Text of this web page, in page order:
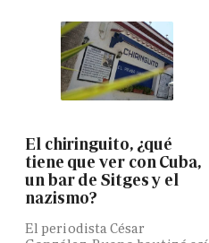
El chiringuito, ¿qué
tiene que ver con Cuba,
un bar de Sitges y el
nazismo?
El periodista César